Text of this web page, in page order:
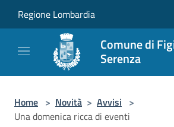
Regione Lombardia
Comune di
Serenza
Home > Novità > Avvisi >
Una domenica ricca di eventi